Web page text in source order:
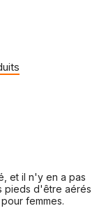
et il n'y en a pas
pieds d'être aérés
femmes.